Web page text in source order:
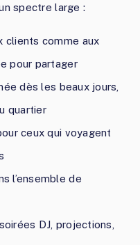
spectre large :
clients comme aux
pour partager
dès les beaux jours,
quartier
ceux qui voyagent
l’ensemble de
DJ, projections,